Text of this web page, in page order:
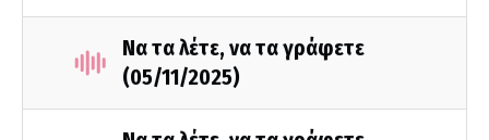
Να τα λέτε, να τα γράφετε
(05/11/2025)